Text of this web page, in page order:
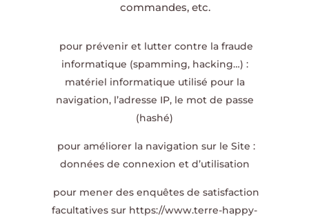
commandes, etc.
pour prévenir et lutter contre la fraude
informatique (spamming, hacking…) :
matériel informatique utilisé pour la
navigation, l’adresse IP, le mot de passe
(hashé)
pour améliorer la navigation sur le Site :
données de connexion et d’utilisation
pour mener des enquêtes de satisfaction
facultatives sur https://www.terre-happy-